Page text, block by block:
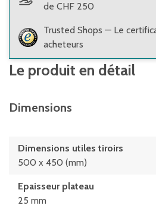
de CHF 250
Trusted Shops — Le
acheteurs
Le produit en détail
Dimensions
Dimensions utiles tiroirs
500 x 450 (mm)
Epaisseur plateau
25 mm